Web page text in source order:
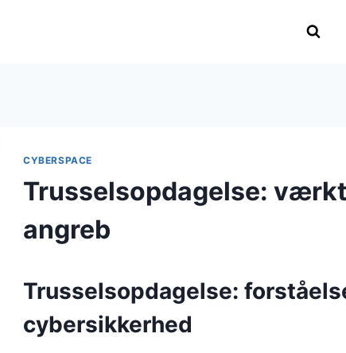
CYBERSPACE
Trusselsopdagelse:
angreb
Trusselsopdagelse:
cybersikkerhed